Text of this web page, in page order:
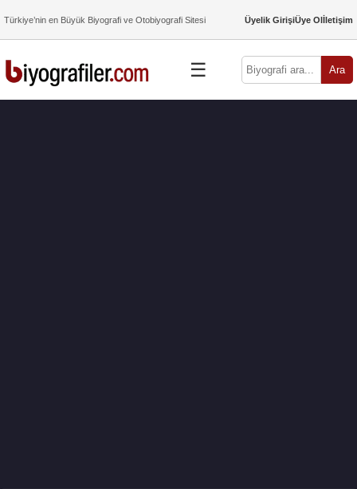
Türkiye’nin en Büyük Biyografi ve Otobiyografi Sitesi Üyelik GirişiÜye Olİletişim
☰ Ara